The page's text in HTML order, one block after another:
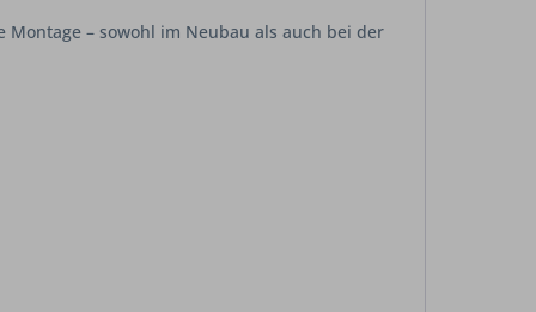
– sowohl im Neubau als auch bei der